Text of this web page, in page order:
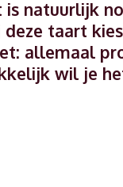
natuurlijk
taart
allemaal
wil je